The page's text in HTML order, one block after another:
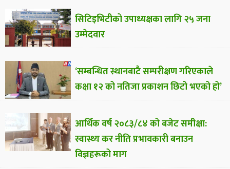
सिटिइभिटीको उपाध्यक्षका लागि २५ जना
उम्मेदवार
‘सम्बन्धित स्थानबाटै सम्परीक्षण गरिएकाले
कक्षा १२ को नतिजा प्रकाशन छिटो भएको हो’
आर्थिक वर्ष २०८३/८४ को बजेट समीक्षा:
स्वास्थ्य कर नीति प्रभावकारी बनाउन
विज्ञहरूको माग